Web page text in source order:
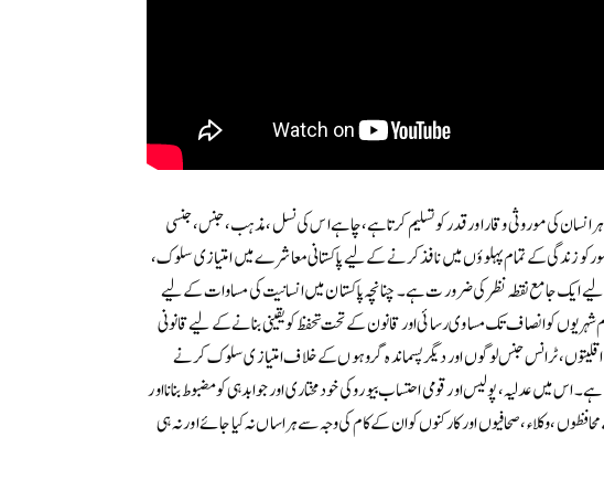
انسان کی موروثی وقار اور قدر کو تسلیم کرتا ہے، چاہے اس کی نسل، مذہب، جنس، جنسی
زندگی کے تمام پہلوؤں میں نافذ کرنے کے لیے پاکستانی معاشرے میں امتیازی سلوک،
ایک جامع نقطہ نظر کی ضرورت ہے۔ چنانچہ پاکستان میں انسانیت کی مساوات کے لیے
کو انصاف تک مساوی رسائی اور قانون کے تحت تحفظ کو یقینی بنانے کے لیے قانونی
اقلیتوں، ٹرانس جنس لوگوں اور دیگر پسماندہ گروہوں کے خلاف امتیازی سلوک کرنے
اس میں عدلیہ، پولیس اور قومی احتساب بیورو کی خودمختاری اور جوابدہی کو مضبوط بنانا اور
وکلاء، صحافیوں اور کارکنوں کو ان کے کام کی وجہ سے ہراساں نہ کیا جائے اور نہ ہی